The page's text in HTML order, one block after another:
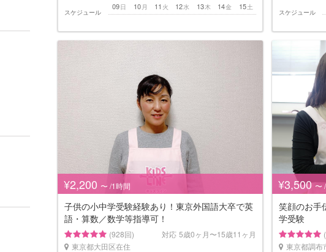
スケジュール
日
09 月
10 火
11 水
12 木
13 金
14 土
15
スケジュール
¥2,200 〜 /1時間
子供の小中学受験経験あり！東京外国語大卒で英
語・算数／数学等指導可！
(928回) 対応 5歳0ヶ月〜15歳11ヶ月
東京都大田区在住
¥3,500 〜
笑顔のお
学受験
東京都調布